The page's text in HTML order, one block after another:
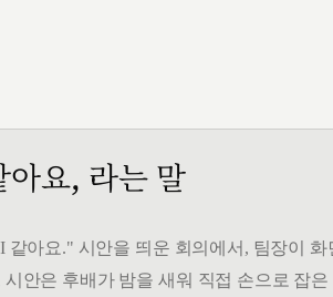
요, 라는 말
같아요." 시안을 띄운 회의에서, 팀장이
시안은 후배가 밤을 새워 직접 손으로 잡